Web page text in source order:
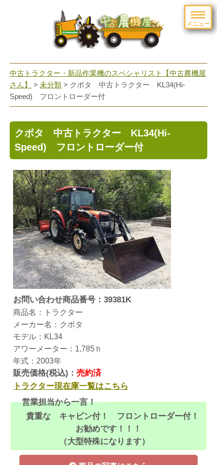
メニュー
navigation
中古トラクター・新品作業機のスペシャリスト【中古農機屋
さん】
> 未分類 > クボタ 中古トラクター KL34(Hi-
Speed) フロントローダー付
クボタ 中古トラクター KL34(Hi-
Speed) フロントローダー付
お問い合わせ商品番号：39381K
商品名：トラクター
メーカー名：クボタ
モデル：KL34
アワーメーター：1,785ｈ
年式：2003年
販売価格(税込)： 売約済
トラクター現在庫一覧はこちら
営業担当から一言！
貴重な キャビン付！ フロントローダー付！
お勧めです！！！
（大型特殊になります）